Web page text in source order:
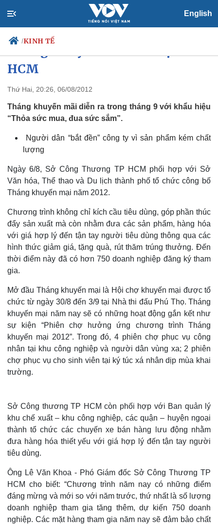
English
/KINH TẾ
Chính trị
Đảng
Tổ chức nhân sự
Nhận diện sự thật
Tin 24h
Dự báo thời tiết
Dấu ấn VOV
HCM
Thứ Hai, 20:26, 06/08/2012
Tháng khuyến mãi diễn ra trong tháng 9 với khẩu hiệu
“Thỏa sức mua, đua sức sắm”.
Người dân “bắt đền” công ty vì sản phẩm kém chất
lượng
Ngày 6/8, Sở Công Thương TP HCM phối hợp với Sở
Văn hóa, Thể thao và Du lịch thành phố tổ chức công bố
Tháng khuyến mại năm 2012.
Chương trình không chỉ kích cầu tiêu dùng, góp phần thúc
đẩy sản xuất mà còn nhằm đưa các sản phẩm, hàng hóa
với giá hợp lý đến tận tay người tiêu dùng thông qua các
hình thức giảm giá, tặng quà, rút thăm trúng thưởng. Đến
thời điểm này đã có hơn 750 doanh nghiệp đăng ký tham
gia.
Mở đầu Tháng khuyến mại là Hội chợ khuyến mại được tổ
chức từ ngày 30/8 đến 3/9 tại Nhà thi đấu Phú Thọ. Tháng
khuyến mại năm nay sẽ có những hoạt động gắn kết như
sự kiện “Phiên chợ hưởng ứng chương trình Tháng
khuyến mại 2012”. Trong đó, 4 phiên chợ phục vụ công
nhân tại khu công nghiệp và người dân vùng xa; 2 phiên
chợ phục vụ cho sinh viên tại ký túc xá nhân dịp mùa khai
trường.
Sở Công thương TP HCM còn phối hợp với Ban quản lý
khu chế xuất – khu công nghiệp, các quận – huyện ngoại
thành tổ chức các chuyến xe bán hàng lưu động nhằm
đưa hàng hóa thiết yếu với giá hợp lý đến tận tay người
tiêu dùng.
Ông Lê Văn Khoa - Phó Giám đốc Sở Công Thương TP
HCM cho biết: “Chương trình năm nay có những điểm
đáng mừng và mới so với năm trước, thứ nhất là số lượng
doanh nghiệp tham gia tăng thêm, dự kiến 750 doanh
nghiệp. Các mặt hàng tham gia năm nay sẽ đảm bảo chất